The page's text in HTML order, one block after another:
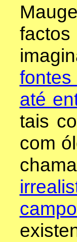
até
tais
com